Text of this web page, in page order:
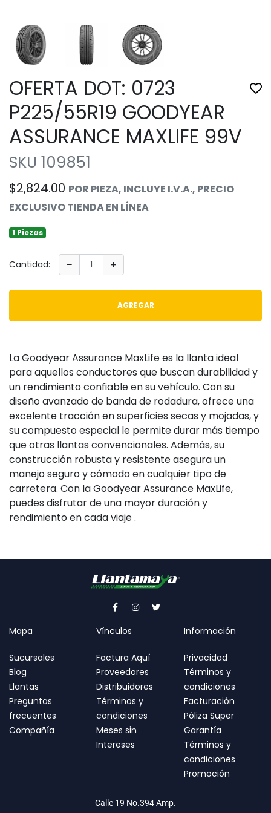
OFERTA DOT: 0723
P225/55R19 GOODYEAR
ASSURANCE MAXLIFE 99V
SKU 109851
$2,824.00 POR PIEZA, INCLUYE I.V.A., PRECIO
EXCLUSIVO TIENDA EN LÍNEA
1 Piezas
Cantidad:
AGREGAR
La Goodyear Assurance MaxLife es la llanta ideal
para aquellos conductores que buscan durabilidad y
un rendimiento confiable en su vehículo. Con su
diseño avanzado de banda de rodadura, ofrece una
excelente tracción en superficies secas y mojadas, y
su compuesto especial le permite durar más tiempo
que otras llantas convencionales. Además, su
construcción robusta y resistente asegura un
manejo seguro y cómodo en cualquier tipo de
carretera. Con la Goodyear Assurance MaxLife,
puedes disfrutar de una mayor duración y
rendimiento en cada viaje .
Mapa
Sucursales
Blog
Llantas
Preguntas
frecuentes
Compañía
Vínculos
Factura Aquí
Proveedores
Distribuidores
Términos y
condiciones
Meses sin
Intereses
Información
Privacidad
Términos y
condiciones
Facturación
Póliza Super
Garantía
Términos y
condiciones
Promoción
Calle 19 No.394 Amp.